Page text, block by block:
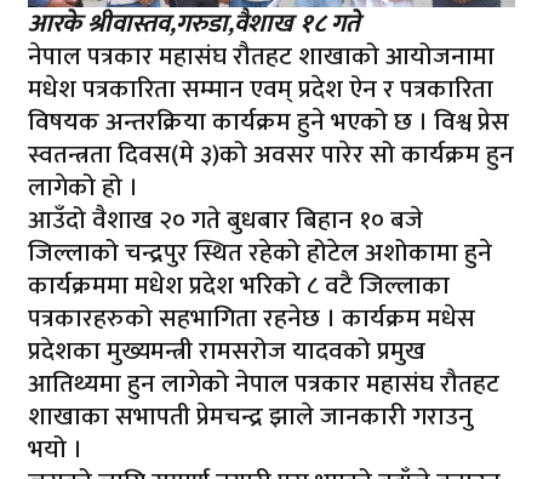
आरके श्रीवास्तव,गरुडा,वैशाख १८ गते
नेपाल पत्रकार महासंघ रौतहट शाखाको आयोजनामा
मधेश पत्रकारिता सम्मान एवम् प्रदेश ऐन र पत्रकारिता
विषयक अन्तरक्रिया कार्यक्रम हुने भएको छ । विश्व प्रेस
स्वतन्त्रता दिवस(मे ३)को अवसर पारेर सो कार्यक्रम हुन
लागेको हो ।
आउँदो वैशाख २० गते बुधबार बिहान १० बजे
जिल्लाको चन्द्रपुर स्थित रहेको होटेल अशोकामा हुने
कार्यक्रममा मधेश प्रदेश भरिको ८ वटै जिल्लाका
पत्रकारहरुको सहभागिता रहनेछ । कार्यक्रम मधेस
प्रदेशका मुख्यमन्त्री रामसरोज यादवको प्रमुख
आतिथ्यमा हुन लागेको नेपाल पत्रकार महासंघ रौतहट
शाखाका सभापती प्रेमचन्द्र झाले जानकारी गराउनु
भयो ।